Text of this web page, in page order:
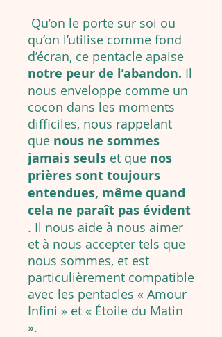
Qu’on le porte sur soi ou
qu’on l’utilise comme fond
d’écran, ce pentacle apaise
notre peur de l’abandon. Il
nous enveloppe comme un
cocon dans les moments
difficiles, nous rappelant
que nous ne sommes
jamais seuls et que nos
prières sont toujours
entendues, même quand
cela ne paraît pas évident
. Il nous aide à nous aimer
et à nous accepter tels que
nous sommes, et est
particulièrement compatible
avec les pentacles « Amour
Infini » et « Étoile du Matin
».